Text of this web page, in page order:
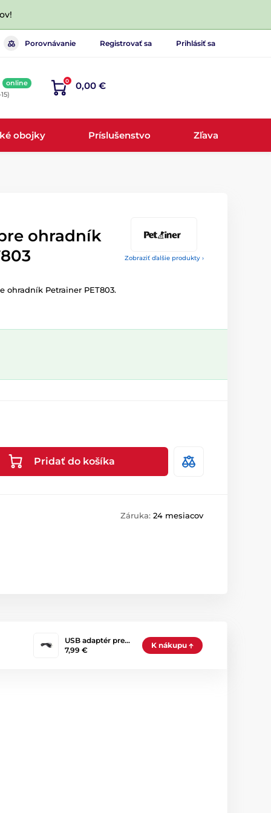
Porovnávanie Registrovať sa Prihlásiť sa
online
0 0,00 €
obojky Príslušenstvo Zľava
Zobraziť ďalšie produkty ›
ohradník
ohradník Petrainer PET803.
Pridať do košíka
Záruka: 24 mesiacov
USB adaptér pre…
7,99 €
K nákupu